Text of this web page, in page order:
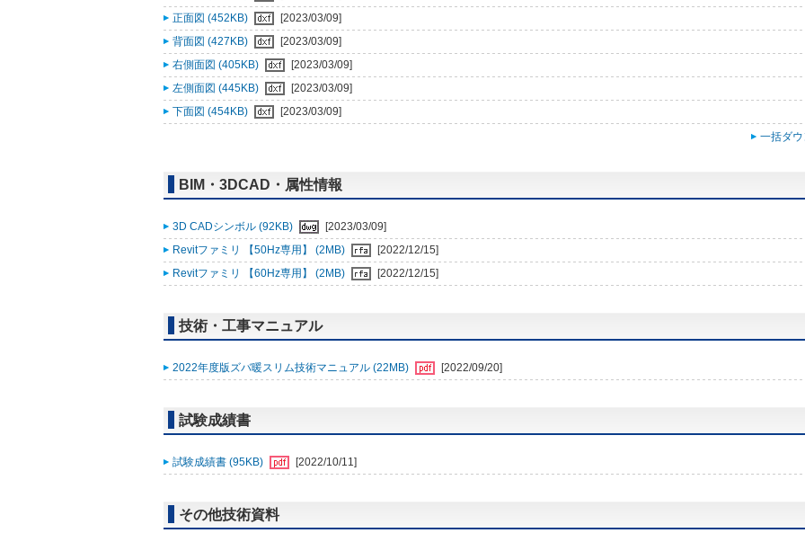
正面図 (452KB)
[2023/03/09]
背面図 (427KB)
[2023/03/09]
右側面図 (405KB)
[2023/03/09]
左側面図 (445KB)
[2023/03/09]
下面図 (454KB)
[2023/03/09]
一括ダ
BIM・3DCAD・属性情報
3D CADシンボル (92KB)
[2023/03/09]
Revitファミリ 【50Hz専用】 (2MB)
[2022/12/15]
Revitファミリ 【60Hz専用】 (2MB)
[2022/12/15]
技術・工事マニュアル
2022年度版ズバ暖スリム技術マニュアル (22MB) [2022/09/20]
試験成績書
試験成績書 (95KB) [2022/10/11]
その他技術資料